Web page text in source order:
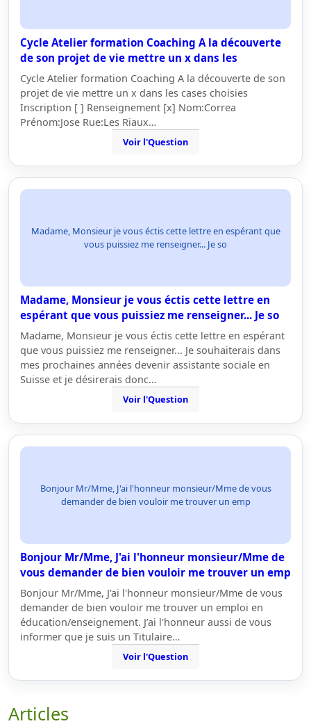
Cycle Atelier formation Coaching A la découverte
de son projet de vie mettre un x dans les
Cycle Atelier formation Coaching A la découverte de son
projet de vie mettre un x dans les cases choisies
Inscription [ ] Renseignement [x] Nom:Correa
Prénom:Jose Rue:Les Riaux…
Voir l'Question
Madame, Monsieur je vous éctis cette lettre en espérant que
vous puissiez me renseigner... Je so
Madame, Monsieur je vous éctis cette lettre en
espérant que vous puissiez me renseigner... Je so
Madame, Monsieur je vous éctis cette lettre en espérant
que vous puissiez me renseigner... Je souhaiterais dans
mes prochaines années devenir assistante sociale en
Suisse et je désirerais donc…
Voir l'Question
Bonjour Mr/Mme, J'ai l'honneur monsieur/Mme de vous
demander de bien vouloir me trouver un emp
Bonjour Mr/Mme, J'ai l'honneur monsieur/Mme de
vous demander de bien vouloir me trouver un emp
Bonjour Mr/Mme, J'ai l'honneur monsieur/Mme de vous
demander de bien vouloir me trouver un emploi en
éducation/enseignement. J’ai l'honneur aussi de vous
informer que je suis un Titulaire…
Voir l'Question
Articles